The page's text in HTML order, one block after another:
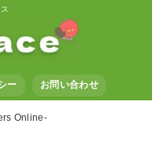
ー お問い合わせ
Online-